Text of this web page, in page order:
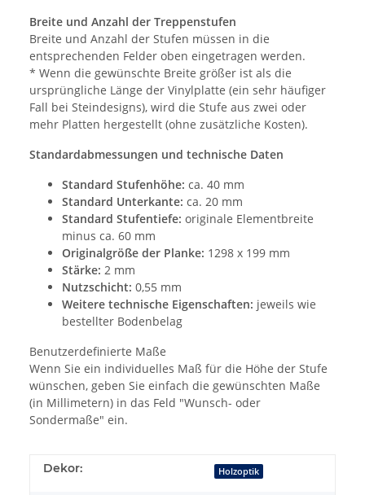
Breite und Anzahl der Treppenstufen
Breite und Anzahl der Stufen müssen in die
entsprechenden Felder oben eingetragen werden.
* Wenn die gewünschte Breite größer ist als die
ursprüngliche Länge der Vinylplatte (ein sehr häufiger
Fall bei Steindesigns), wird die Stufe aus zwei oder
mehr Platten hergestellt (ohne zusätzliche Kosten).
Standardabmessungen und technische Daten
Standard Stufenhöhe: ca. 40 mm
Standard Unterkante: ca. 20 mm
Standard Stufentiefe: originale Elementbreite
minus ca. 60 mm
Originalgröße der Planke: 1298 x 199 mm
Stärke: 2 mm
Nutzschicht: 0,55 mm
Weitere technische Eigenschaften: jeweils wie
bestellter Bodenbelag
Benutzerdefinierte Maße
Wenn Sie ein individuelles Maß für die Höhe der Stufe
wünschen, geben Sie einfach die gewünschten Maße
(in Millimetern) in das Feld "Wunsch- oder
Sondermaße" ein.
Dekor: Holzoptik